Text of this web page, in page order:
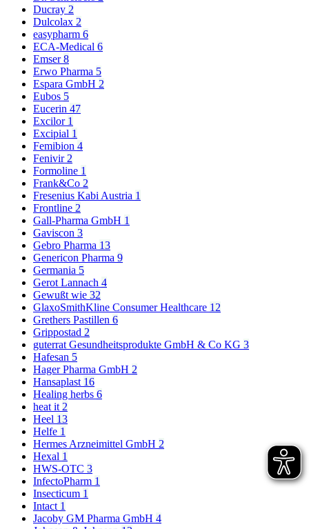
Ducray 2
Dulcolax 2
easypharm 6
ECA-Medical 6
Emser8
Erwo Pharma 5
Espara GmbH 2
Eubos 5
Eucerin 47
Excilor 1
Excipial 1
Femibion 4
Fenivir 2
Formoline 1
Frank&Co 2
Fresenius Kabi Austria 1
Frontline 2
Gall-Pharma GmbH 1
Gaviscon 3
Gebro Pharma 13
Genericon Pharma 9
Germania 5
Gerot Lannach 4
Gewußt wie 32
GlaxoSmithKline Consumer Healthcare 12
Grethers Pastillen 6
Grippostad 2
guterrat Gesundheitsprodukte GmbH & Co KG 3
Hafesan 5
Hager Pharma GmbH 2
Hansaplast 16
Healing herbs 6
heat it 2
Heel 13
Helfe 1
Hermes Arzneimittel GmbH 2
Hexal 1
HWS-OTC 3
InfectoPharm 1
Insecticum 1
Intact 1
Jacoby GM Pharma GmbH 4